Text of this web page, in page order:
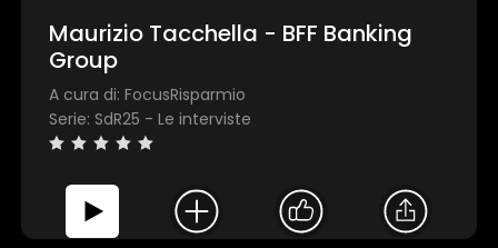
Questo sito web utilizza i cookie
Maurizio Tacchella - BFF Banking
Group
A cura di: FocusRisparmio
Serie: SdR25 - Le interviste